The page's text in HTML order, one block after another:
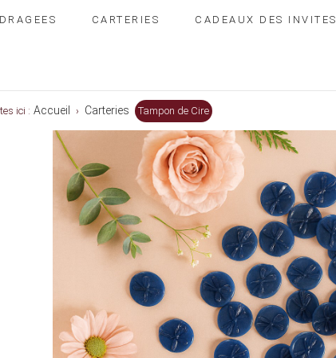
CARTERIES CADEAUX DES INVITES
ici : Accueil › Carteries Tampon de Cire